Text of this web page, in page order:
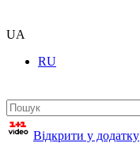
UA
RU
Відкрити у додатку